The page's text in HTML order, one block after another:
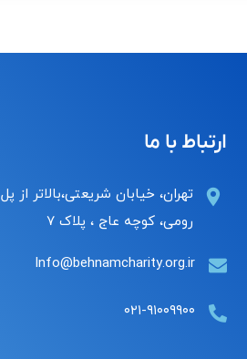
ارتباط با ما
تهران، خیابان شریعتی،بالاتر از پل
رومی، کوچه عاج ، پلاک ۷
Info@behnamcharity.org.ir
۰۲۱-۹۱۰۰۹۹۰۰